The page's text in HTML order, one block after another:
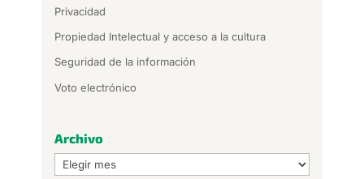
Privacidad
Propiedad Intelectual y acceso a la cultura
Seguridad de la información
Voto electrónico
Archivo
Archivo